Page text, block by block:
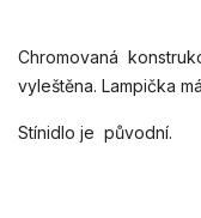
Chromovaná
vyleštěna. Lampička
Stínidlo je původní.